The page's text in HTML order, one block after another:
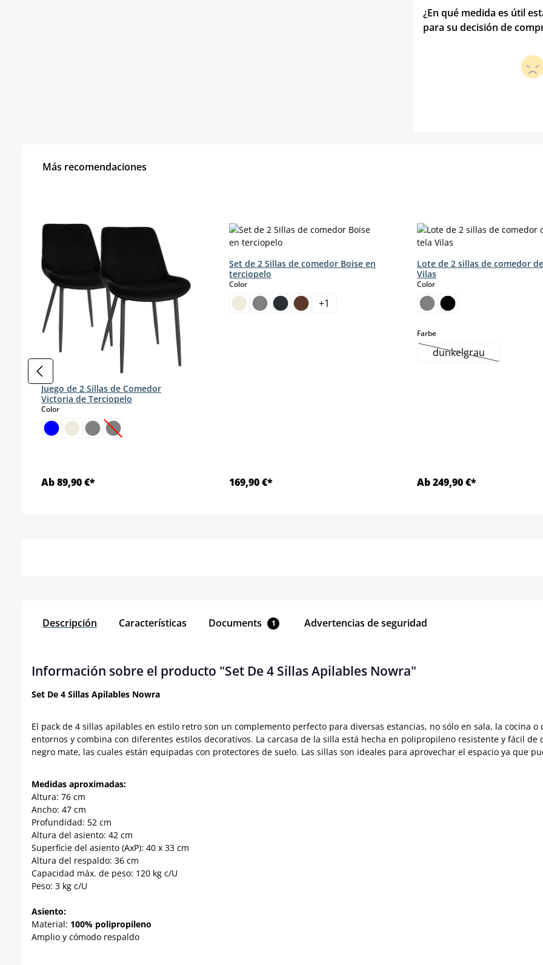
¿En qué medida es útil
para su decisión de
Más recomendaciones
Juego de 2 Sillas de Comedor
Victoria de Terciopelo
Colorselect
(Esta opción no está disponible en este momento.)
Ab 89,90 €*
Set de 2 Sillas de comedor Boise en
terciopelo
Colorselect
+1
169,90 €*
Lote de 2 sillas de comedor
Vilas
Colorselect
Farbeselect
dunkelgrau(Esta opción no está
Ab 249,90 €*
Descripción Características Documents 1 Advertencias de seguridad
Información sobre el producto "Set De 4 Sillas Apilables Nowra"
Set De 4 Sillas Apilables Nowra
El pack de 4 sillas apilables en estilo retro son un complemento perfecto para diversas estancias, no sólo en sala, la cocina
entornos y combina con diferentes estilos decorativos. La carcasa de la silla está hecha en polipropileno resistente y fácil
negro mate, las cuales están equipadas con protectores de suelo. Las sillas son ideales para aprovechar el espacio ya que
Medidas aproximadas:
Altura: 76 cm
Ancho: 47 cm
Profundidad: 52 cm
Altura del asiento: 42 cm
Superficie del asiento (AxP): 40 x 33 cm
Altura del respaldo: 36 cm
Capacidad máx. de peso: 120 kg c/U
Peso: 3 kg c/U
Asiento:
Material: 100% polipropileno
Amplio y cómodo respaldo